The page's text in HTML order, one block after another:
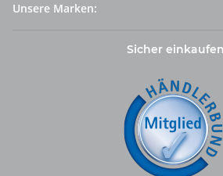
Unsere Marken:
Sicher